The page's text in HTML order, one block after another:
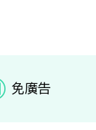
免广告